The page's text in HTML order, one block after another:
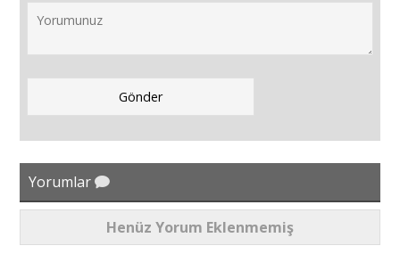
Yorumlar
Henüz Yorum Eklenmemiş